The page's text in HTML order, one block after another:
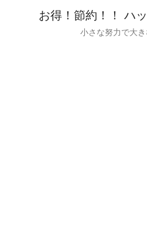
お得！節約！！ ハ
小さな努力で大